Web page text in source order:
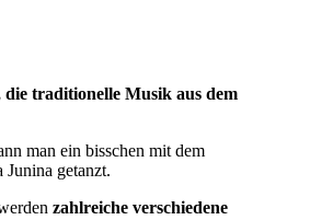
traditionelle Musik aus dem
man ein bisschen mit dem
getanzt.
zahlreiche verschiedene